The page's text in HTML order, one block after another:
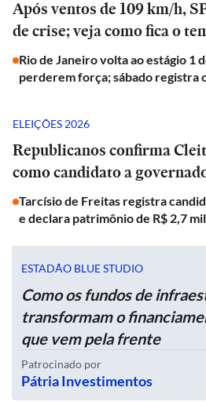
Após ventos de 109 km/h,
de crise; veja como fica o
Rio de Janeiro volta ao estágio 1
perderem força; sábado registra
ELEIÇÕES 2026
Republicanos confirma
como candidato a
Tarcísio de Freitas registra
e declara patrimônio de R$ 2,7
ESTADÃO BLUE STUDIO
Como os fundos de
transformam o
que vem pela frente
Patrocinado por
Pátria Investimentos